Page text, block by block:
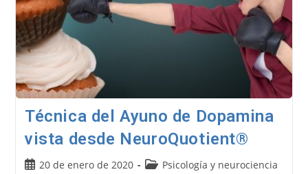
Técnica del Ayuno de Dopamina
vista desde NeuroQuotient®
Publicación
20 de enero de 2020
Categoría
Psicología y neurociencia